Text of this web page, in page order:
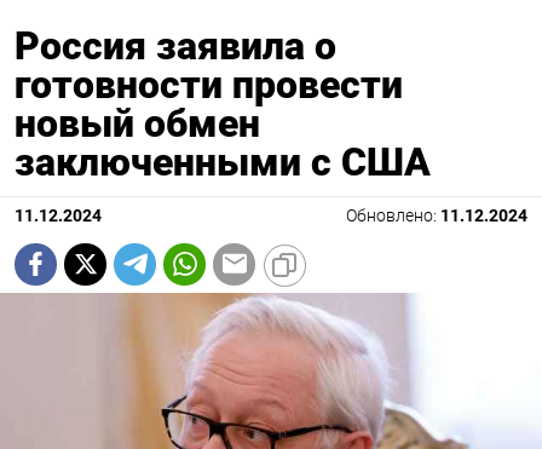
Россия заявила о
готовности провести
новый обмен
заключенными с США
11.12.2024 Обновлено: 11.12.2024